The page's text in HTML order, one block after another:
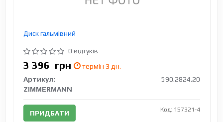
Диск гальмівний
0 відгуків
3 396 грн
термін 3 дн.
Артикул:
590.2824.20
ZIMMERMANN
ПРИДБАТИ Код: 157321-4